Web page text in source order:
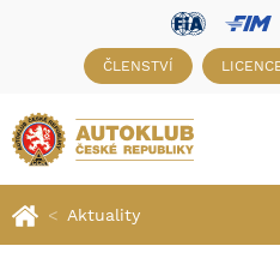
ČLENSTVÍ
Aktuality